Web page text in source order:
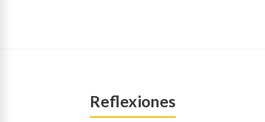
Reflexiones